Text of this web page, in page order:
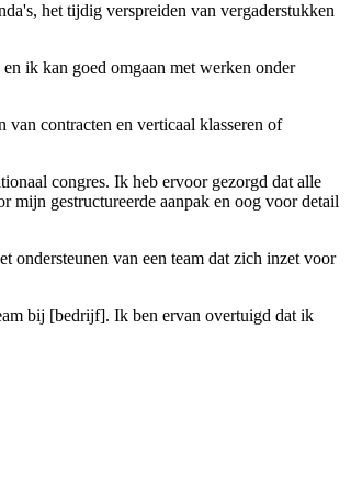
het tijdig verspreiden van vergaderstukken
ik kan goed omgaan met werken onder
contracten en verticaal klasseren of
congres. Ik heb ervoor gezorgd dat alle
mijn gestructureerde aanpak en oog voor detail
ondersteunen van een team dat zich inzet voor
bij [bedrijf]. Ik ben ervan overtuigd dat ik